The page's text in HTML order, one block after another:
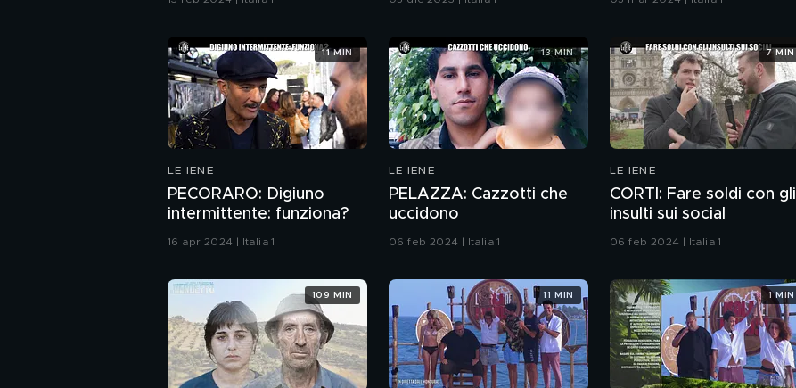
LE IENE
PECORARO: Digiuno
intermittente: funziona?
16 apr 2024 | Italia 1
11 MIN
LE IENE
PELAZZA: Cazzotti che
uccidono
06 feb 2024 | Italia 1
13 MIN
LE IENE
CORTI: Fare soldi con gli
insulti sui social
06 feb 2024 | Italia 1
7 MIN
109 MIN 11 MIN 1 MIN